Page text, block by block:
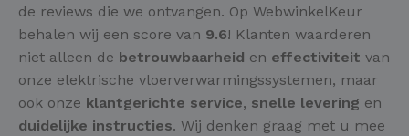
de reviews die we ontvangen. Op WebwinkelKeur
behalen wij een score van 9.6! Klanten waarderen
niet alleen de betrouwbaarheid en effectiviteit van
onze elektrische vloerverwarmingssystemen, maar
ook onze klantgerichte service, snelle levering en
duidelijke instructies. Wij denken graag met u mee